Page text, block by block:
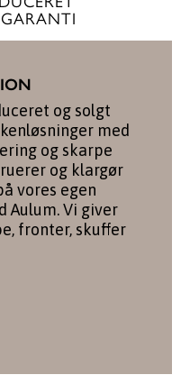
og solgt
med
og skarpe
og klargør
vores egen
Aulum. Vi giver
fronter, skuffer